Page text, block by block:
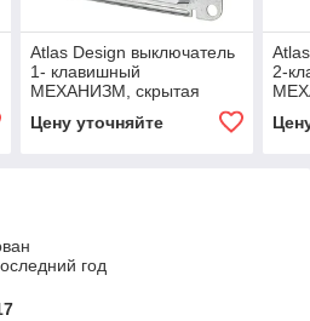
Atlas Design выключатель
1- клавишный
МЕХАНИЗМ, скрытая
Цену уточняйте
2-
год